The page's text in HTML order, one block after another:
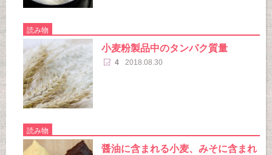
読み物
小麦粉製品中のタンパク質量
4 2018.08.30
読み物
醤油に含まれる小麦、みそに含まれ